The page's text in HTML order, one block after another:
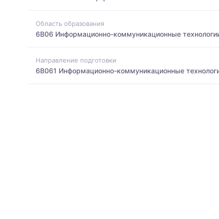
Область образования
6B06 Информационно-коммуникационные
Направление подготовки
6B061 Информационно-коммуникационные